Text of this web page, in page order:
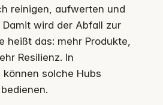
reinigen, aufwerten und
wird der Abfall zur
heißt das: mehr Produkte,
Resilienz. In
solche Hubs